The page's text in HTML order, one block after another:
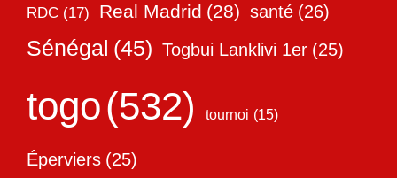
RDC (17) Real Madrid (28) santé (26)
Sénégal (45) Togbui Lanklivi 1er (25)
togo(532) tournoi (15)
Éperviers (25)